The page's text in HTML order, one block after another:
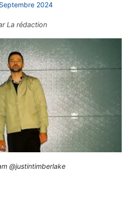
2024
La rédaction
@justintimberlake